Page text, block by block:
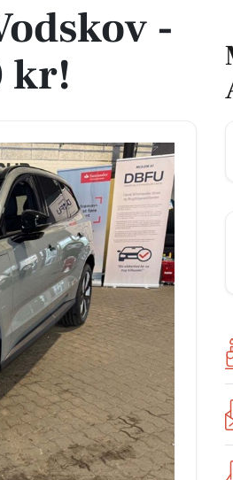
-
kr!